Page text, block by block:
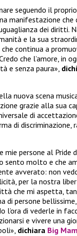
seguendo il
manifestazione
dei diritti.
e la sua
continua a
che l’amore, in
e senza paura»,
nuova scena
grazie alla sua
di
di discriminazione,
persone al Pride
sento molto e che
avverato: non
per la nostra
che mi aspetta,
di persone
l’ora di vederle in
e vivere una
dichiara Big